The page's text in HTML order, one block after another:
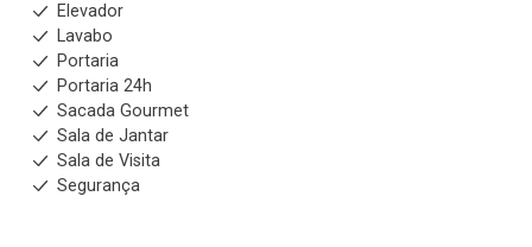
Elevador
Lavabo
Portaria
Portaria 24h
Sacada Gourmet
Sala de Jantar
Sala de Visita
Segurança